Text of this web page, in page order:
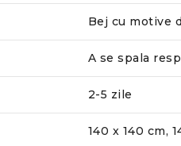
Bej cu motive
A se spala
2-5 zile
140 x 140 cm,